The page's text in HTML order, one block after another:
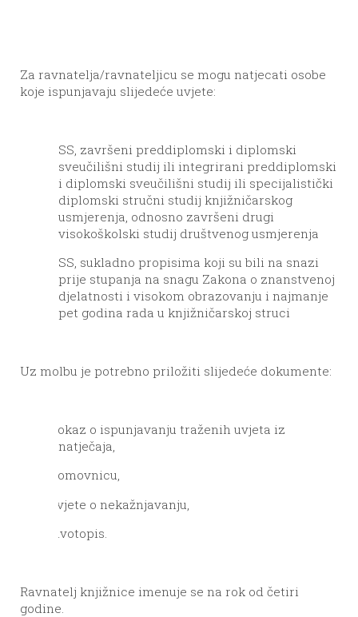
Za ravnatelja/ravnateljicu se mogu natjecati osobe
koje ispunjavaju slijedeće uvjete:
VSS, završeni preddiplomski i diplomski
sveučilišni studij ili integrirani preddiplomski
i diplomski sveučilišni studij ili specijalistički
diplomski stručni studij knjižničarskog
usmjerenja, odnosno završeni drugi
visokoškolski studij društvenog usmjerenja
VSS, sukladno propisima koji su bili na snazi
prije stupanja na snagu Zakona o znanstvenoj
djelatnosti i visokom obrazovanju i najmanje
pet godina rada u knjižničarskoj struci
Uz molbu je potrebno priložiti slijedeće dokumente:
dokaz o ispunjavanju traženih uvjeta iz
natječaja,
domovnicu,
uvjete o nekažnjavanju,
životopis.
Ravnatelj knjižnice imenuje se na rok od četiri
godine.